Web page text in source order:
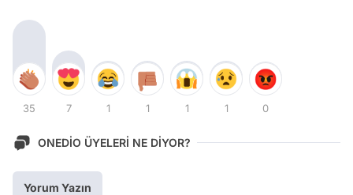
35 7 1 1 1 1 0
ONEDİO ÜYELERİ NE DİYOR?
Yorum Yazın